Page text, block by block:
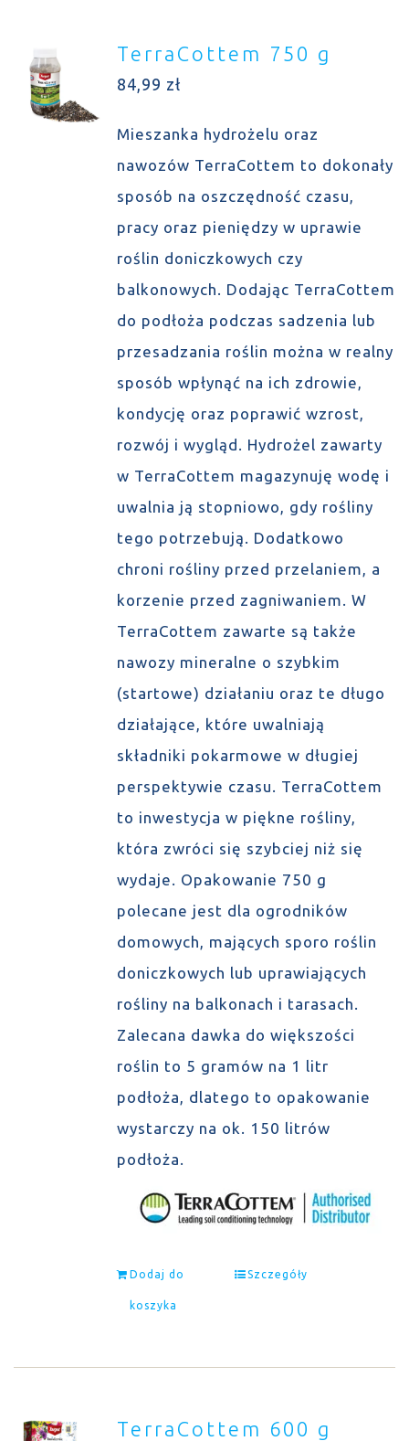
TerraCottem 750 g
84,99 zł
Mieszanka hydrożelu oraz
nawozów TerraCottem to dokonały
sposób na oszczędność czasu,
pracy oraz pieniędzy w uprawie
roślin doniczkowych czy
balkonowych. Dodając TerraCottem
do podłoża podczas sadzenia lub
przesadzania roślin można w realny
sposób wpłynąć na ich zdrowie,
kondycję oraz poprawić wzrost,
rozwój i wygląd. Hydrożel zawarty
w TerraCottem magazynuję wodę i
uwalnia ją stopniowo, gdy rośliny
tego potrzebują. Dodatkowo
chroni rośliny przed przelaniem, a
korzenie przed zagniwaniem. W
TerraCottem zawarte są także
nawozy mineralne o szybkim
(startowe) działaniu oraz te długo
działające, które uwalniają
składniki pokarmowe w długiej
perspektywie czasu. TerraCottem
to inwestycja w piękne rośliny,
która zwróci się szybciej niż się
wydaje. Opakowanie 750 g
polecane jest dla ogrodników
domowych, mających sporo roślin
doniczkowych lub uprawiających
rośliny na balkonach i tarasach.
Zalecana dawka do większości
roślin to 5 gramów na 1 litr
podłoża, dlatego to opakowanie
wystarczy na ok. 150 litrów
podłoża.
Dodaj do
koszyka
Szczegóły
TerraCottem 600 g